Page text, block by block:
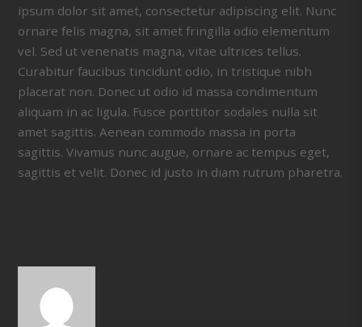
ipsum dolor sit amet, consectetur adipiscing elit. Nunc
ornare felis magna, sit amet fringilla odio elementum
vel. Sed ut venenatis magna, vitae ultrices tellus.
Curabitur faucibus tincidunt odio, in tristique nibh
placerat non. Donec ut odio id massa condimentum
aliquam in ac ligula. Fusce porttitor sodales nulla sit
amet sagittis. Aenean commodo massa in porta
sagittis. Vivamus nunc augue, ornare ac tempus eget,
sagittis et velit. Donec id justo in diam rutrum pharetra.